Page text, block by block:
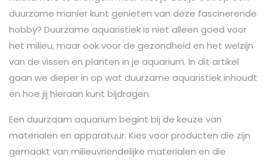
duurzame manier kunt genieten van deze fascinerende
hobby? Duurzame aquaristiek is niet alleen goed voor
het milieu, maar ook voor de gezondheid en het welzijn
van de vissen en planten in je aquarium. In dit artikel
gaan we dieper in op wat duurzame aquaristiek inhoudt
en hoe jij hieraan kunt bijdragen.
Een duurzaam aquarium begint bij de keuze van
materialen en apparatuur. Kies voor producten die zijn
gemaakt van milieuvriendelijke materialen en die